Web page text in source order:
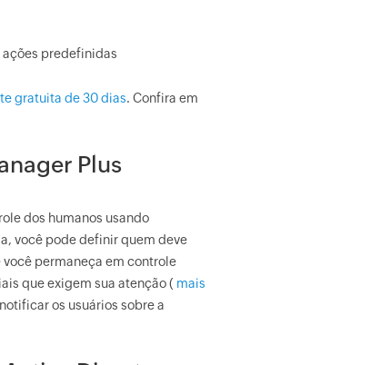
predefinidas
gratuita de 30 dias. Confira em
Plus
dos humanos usando
você pode definir quem deve
permaneça em controle
que exigem sua atenção ( mais
os usuários sobre a